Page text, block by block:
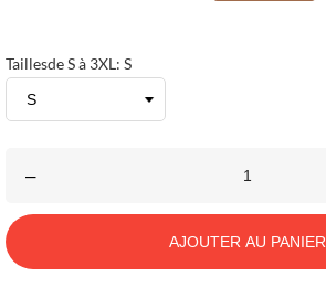
Taillesde S à 3XL: S
–
AJOUTER AU PANIER